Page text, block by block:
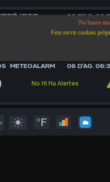
(AVUI)06 D’AG.
Aquesta
METEOALARM 06 D’AG.
No Hi Ha Alertes
°F
No baseu
Fem servir cookies